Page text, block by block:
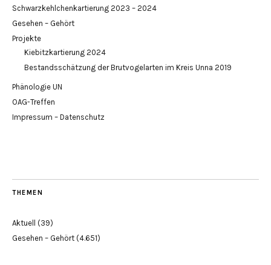
Schwarzkehlchenkartierung 2023 – 2024
Gesehen – Gehört
Projekte
Kiebitzkartierung 2024
Bestandsschätzung der Brutvogelarten im Kreis Unna 2019
Phänologie UN
OAG-Treffen
Impressum – Datenschutz
THEMEN
Aktuell
(39)
Gesehen – Gehört (4.651)